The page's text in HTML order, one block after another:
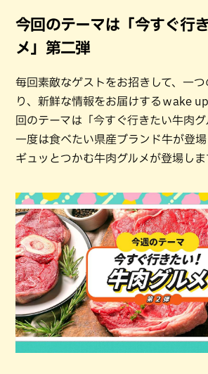
今回のテーマは「今すぐ行
メ」第二弾
毎回素敵なゲストをお招きして、一
り、新鮮な情報をお届けするｗake
回のテーマは「今すぐ行きたい牛肉グ
一度は食べたい県産ブランド牛が登
ギュッとつかむ牛肉グルメが登場しま